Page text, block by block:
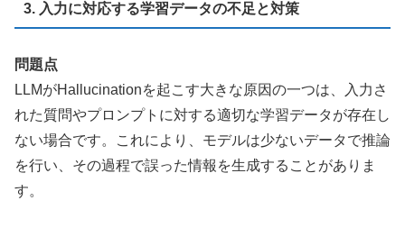
3. 入力に対応する学習データの不足と対策
問題点
LLMがHallucinationを起こす大きな原因の一つは、入力さ
れた質問やプロンプトに対する適切な学習データが存在し
ない場合です。これにより、モデルは少ないデータで推論
を行い、その過程で誤った情報を生成することがありま
す。